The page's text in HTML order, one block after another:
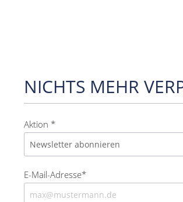
NICHTS MEHR
Aktion *
E-Mail-Adresse*